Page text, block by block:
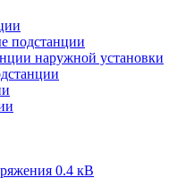
подстанции
наружной установки
0.4 кВ